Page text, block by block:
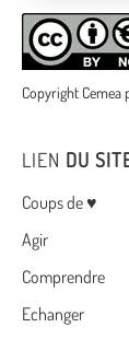
Copyright Cemea
LIEN DU
Menu
Coups de ♥
Agir
Comprendre
Echanger